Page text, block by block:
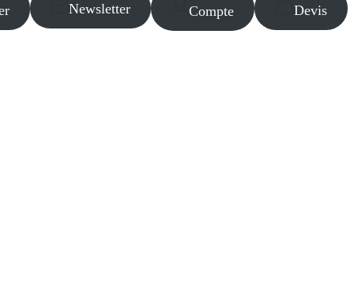
Newsletter Compte Devis